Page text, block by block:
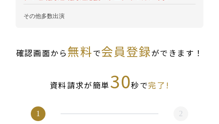
その他多数出演
確認画面から無料で会員登録ができます！
資料請求が簡単30秒で完了!
1 2